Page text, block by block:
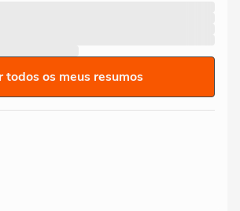
todos os meus resumos